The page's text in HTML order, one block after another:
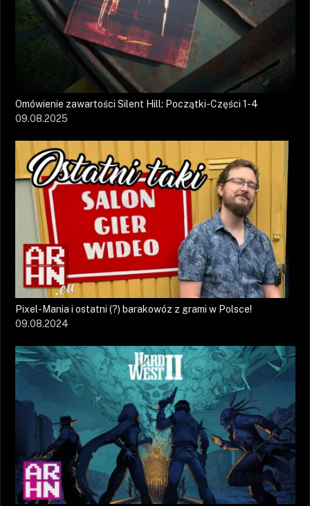
Omówienie zawartości Silent Hill: Początki-Części 1-4
09.08.2025
Pixel-Mania i ostatni (?) barakowóz z grami w Polsce!
09.08.2024